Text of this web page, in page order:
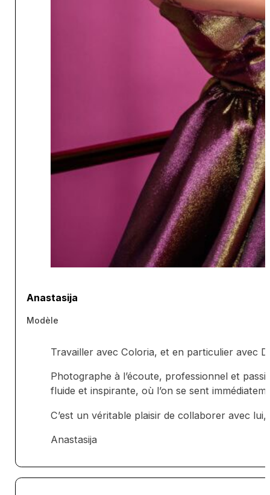
Anastasija
Modèle
Travailler avec Coloria, et en particulier avec
Photographe à l’écoute, professionnel et
fluide et inspirante, où l’on se sent
C’est un véritable plaisir de collaborer avec
Anastasija